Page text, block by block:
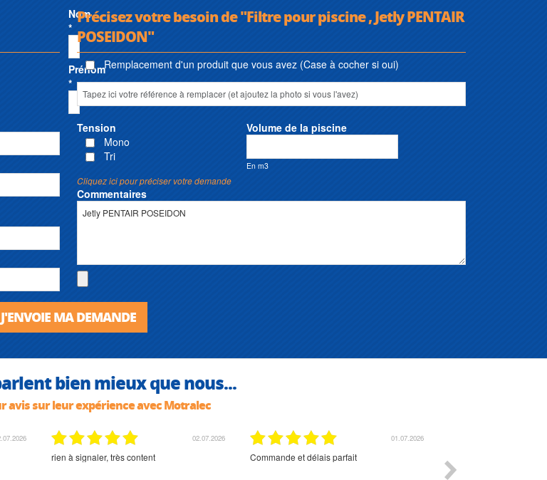
Nom
*
Prénom
*
Précisez votre besoin de "Filtre pour piscine , Jetly PENTAIR
POSEIDON"
Remplacement d'un produit que vous avez (Case à cocher si oui)
Tension
Mono
Tri
Volume de la piscine
En m3
Cliquez ici pour préciser votre demande
Commentaires
J'ENVOIE MA DEMANDE
bien mieux que nous...
avis sur leur expérience avec Motralec
02.07.2026
rien à signaler, très content
01.07.2026
Commande et délais parfait